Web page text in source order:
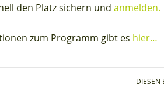
den Platz sichern und anmelden.
zum Programm gibt es hier…
DIESEN